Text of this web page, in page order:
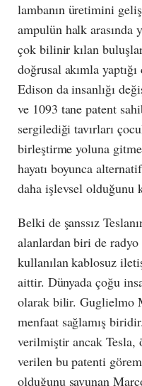
lambanın üretimini
ampulün halk arasında
çok bilinir kılan
doğrusal akımla
Edison da insanlığı
ve 1093 tane patent
sergilediği tavırları
birleştirme yoluna
hayatı boyunca
daha işlevsel olduğunu
Belki de şanssız
alanlardan biri de
kullanılan kablosuz
aittir. Dünyada çoğu
olarak bilir. Guglielmo
menfaat sağlamış
verilmiştir ancak Tesla,
verilen bu patenti
olduğunu savunan